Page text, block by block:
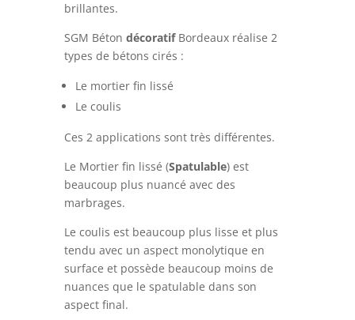
brillantes.
SGM Béton décoratifBordeaux réalise 2
types de bétons cirés :
Le mortier fin lissé
Le coulis
Ces 2 applications sont très différentes.
Le Mortier fin lissé (Spatulable) est
beaucoup plus nuancé avec des
marbrages.
Le coulis est beaucoup plus lisse et plus
tendu avec un aspect monolytique en
surface et possède beaucoup moins de
nuances que le spatulable dans son
aspect final.